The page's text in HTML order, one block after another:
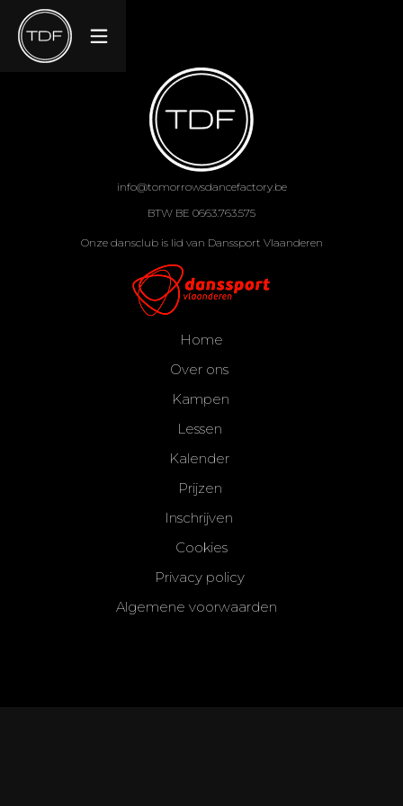
info@tomorrowsdancefactory.be
BTW BE 0663.763.575
Onze dansclub is lid van Danssport Vlaanderen
Home
Over ons
Kampen
Lessen
Kalender
Prijzen
Inschrijven
Cookies
Privacy policy
Algemene voorwaarden